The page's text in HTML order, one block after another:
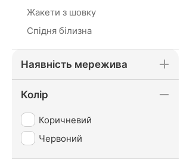
Жакети з шовку
Спідня білизна
Наявність мережива
Колір
Коричневий
Червоний